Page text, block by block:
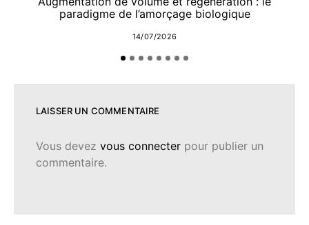
paradigme de l’amorçage biologique
14/07/2026
LAISSER UN COMMENTAIRE
Vous devez vous connecter pour publier un
commentaire.